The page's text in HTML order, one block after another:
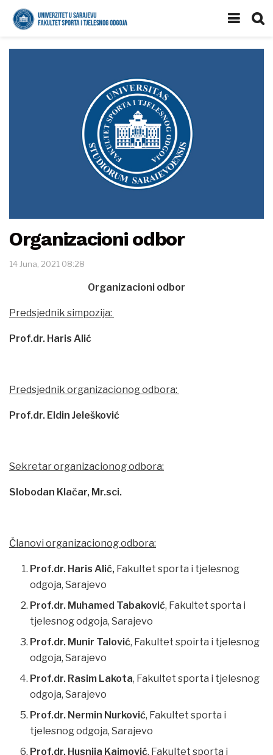
Organizacioni odbor
14 Juna, 2021 08:28
Organizacioni odbor
Predsjednik simpozija:
Prof.dr. Haris Alić
Predsjednik organizacionog odbora:
Prof.dr. Eldin Jelešković
Sekretar organizacionog odbora:
Slobodan Klačar, Mr.sci.
Članovi organizacionog odbora:
Prof.dr. Haris Alić, Fakultet sporta i tjelesnog
odgoja, Sarajevo
Prof.dr. Muhamed Tabaković, Fakultet sporta i
tjelesnog odgoja, Sarajevo
Prof.dr. Munir Talović, Fakultet spoirta i tjelesnog
odgoja, Sarajevo
Prof.dr. Rasim Lakota, Fakultet sporta i tjelesnog
odgoja, Sarajevo
Prof.dr. Nermin Nurković, Fakultet sporta i
tjelesnog odgoja, Sarajevo
Prof.dr. Husnija Kajmović, Fakultet sporta i